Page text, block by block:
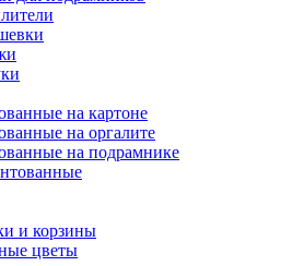
на картоне
на оргалите
на подрамнике
и корзины
цветы